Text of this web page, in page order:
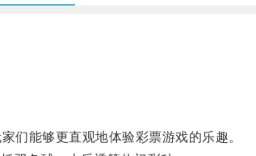
能够更直观地体验彩票游戏的乐趣。